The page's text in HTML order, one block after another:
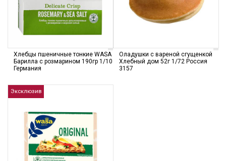
Хлебцы пшеничные тонкие WASA
Барилла с розмарином 190гр 1/10
Германия
Оладушки с вареной сгущенкой
Хлебный дом 52г 1/72 Россия
3157
Эксклюзив